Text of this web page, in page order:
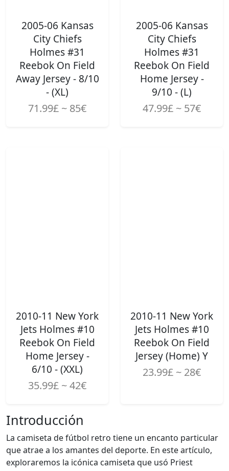
2005-06 Kansas
City Chiefs
Holmes #31
Reebok On Field
Away Jersey - 8/10
- (XL)
71.99£ ~ 85€
2005-06 Kansas
City Chiefs
Holmes #31
Reebok On Field
Home Jersey -
9/10 - (L)
47.99£ ~ 57€
2010-11 New York
Jets Holmes #10
Reebok On Field
Home Jersey -
6/10 - (XXL)
35.99£ ~ 42€
2010-11 New York
Jets Holmes #10
Reebok On Field
Jersey (Home) Y
23.99£ ~ 28€
Introducción
La camiseta de fútbol retro tiene un encanto particular
que atrae a los amantes del deporte. En este artículo,
exploraremos la icónica camiseta que usó Priest